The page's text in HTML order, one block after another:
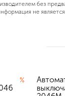
без
не
%